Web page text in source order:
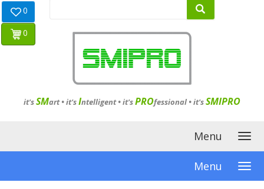
it'sSMart •it'sIntelligent•it'sPROfessional •it'sSMIPRO
0
0
Menu
Menu